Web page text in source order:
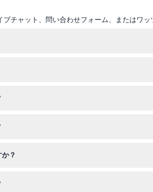
チャット、問い合わせフォーム、またはワッ
？